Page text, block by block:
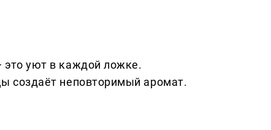
это уют в каждой ложке.
создаёт неповторимый аромат.